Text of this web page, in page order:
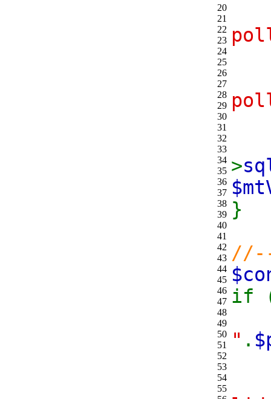
20
21
22
23
24
25
26
27
28
29
30
31
32
33
34
35
36
37
38
39
40
41
42
43
44
45
46
47
48
49
50
51
52
53
54
55
>
}
if
" .